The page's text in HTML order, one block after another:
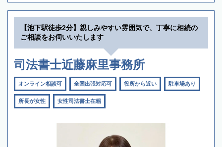
【池下駅徒歩2分】親しみやすい雰囲気で、丁寧に相続の
ご相談をお伺いいたします
司法書士近藤麻里事務所
オンライン相談可 全国出張対応可 役所から近い 駐車場あり
所長が女性 女性司法書士在籍